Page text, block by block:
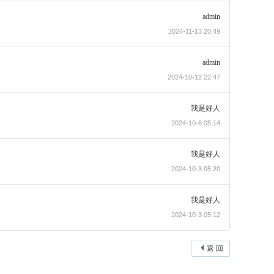
admin
2024-11-13 20:49
admin
2024-10-12 22:47
我是好人
2024-10-6 05:14
我是好人
2024-10-3 05:20
我是好人
2024-10-3 05:12
返 回